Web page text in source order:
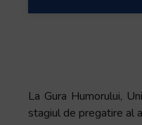
La Gura Humorului,
stagiul de pregatire al